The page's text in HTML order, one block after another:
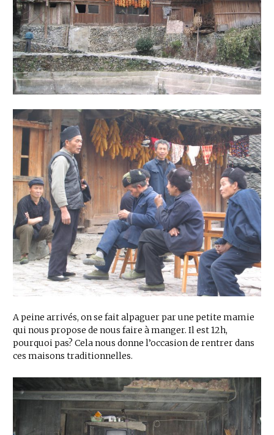
A peine arrivés, on se fait alpaguer par une petite mamie
qui nous propose de nous faire à manger. Il est 12h,
pourquoi pas? Cela nous donne l’occasion de rentrer dans
ces maisons traditionnelles.